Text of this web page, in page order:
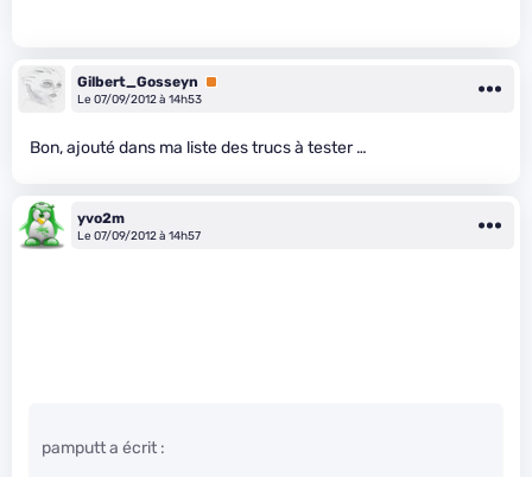
Gilbert_Gosseyn
Premium
Le 07/09/2012 à 14h53
Bon, ajouté dans ma liste des trucs à tester …
yvo2m
Le 07/09/2012 à 14h57
pamputt a écrit :